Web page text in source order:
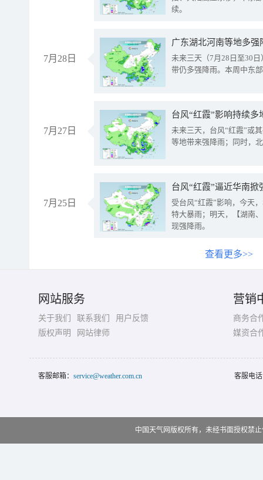
续。
7月28日
广东湖北河南等地多
未来三天（7月28日至30
带仍多强降雨。本周中东
7月27日
台风“红霞”影响持续
未来三天，台风“红霞”或
等地带来强降雨；同时，
7月25日
台风“红霞”逼近华南
受台风“红霞”影响，今天
特大暴雨；明天，【湖南
现强降雨。
查看更多>>
网站服务
关于我们 联系我们
用户反馈
版权声明
网站律师
营销
商务合
媒资合
客服邮箱： service@weather.com.cn 客服电
中国天气网版权所有，未经书面授权